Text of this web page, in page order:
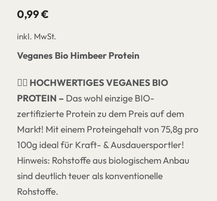
0,99€
inkl. MwSt.
Veganes Bio Himbeer Protein
🏋🏼 HOCHWERTIGES VEGANES BIO
PROTEIN – Das wohl einzige BIO-
zertifizierte Protein zu dem Preis auf dem
Markt! Mit einem Proteingehalt von 75,8g pro
100g ideal für Kraft- & Ausdauersportler!
Hinweis: Rohstoffe aus biologischem Anbau
sind deutlich teuer als konventionelle
Rohstoffe.